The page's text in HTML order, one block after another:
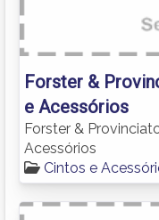
Forster &
e Acessórios
Forster &
Acessórios
Cintos e